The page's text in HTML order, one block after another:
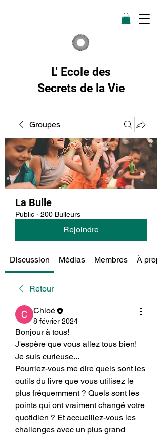
L' Ecole des
Secrets de la Vie
Groupes
La Bulle
Public · 200 Bulleurs
Rejoindre
Discussion Médias Membres À
Retour
Chloé
8 février 2024
Bonjour à tous!
J'espère que vous allez tous bien!
Je suis curieuse...
Pourriez-vous me dire quels sont les
outils du livre que vous utilisez le
plus fréquemment ? Quels sont les
points qui ont vraiment changé votre
quotidien ? Et accueillez-vous les
challenges avec un plus grand